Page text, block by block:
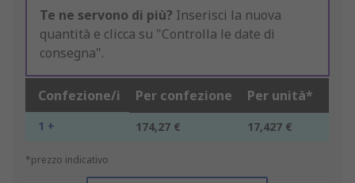
Te ne servono di più? Inserisci la nuova
quantità e clicca su "Controlla le date di
consegna".
Confezione/i Per confezione Per unità*
1 + 174,27 € 17,427 €
*prezzo indicativo